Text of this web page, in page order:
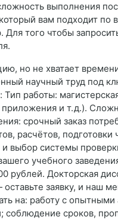
выполнения
вам подходит
того чтобы
но не хватает
научный труд под
работы:
и т. д.).
срочный заказ
расчётов,
выбор системы
учебного
рублей. Докторская
заявку, и наш
на: работу с
сроков,